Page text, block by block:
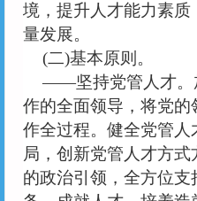
境，提升人才能力素
量发展。
(二)基本原则。
——坚持党管人才。
作的全面领导，将党的
作全过程。健全党管人
局，创新党管人才方
的政治引领，全方位支